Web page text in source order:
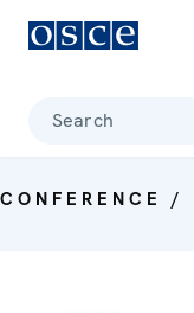
Search
CONFERENCE /